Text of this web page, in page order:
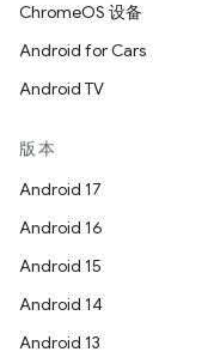
ChromeOS 设备
Android for Cars
Android TV
版本
Android 17
Android 16
Android 15
Android 14
Android 13